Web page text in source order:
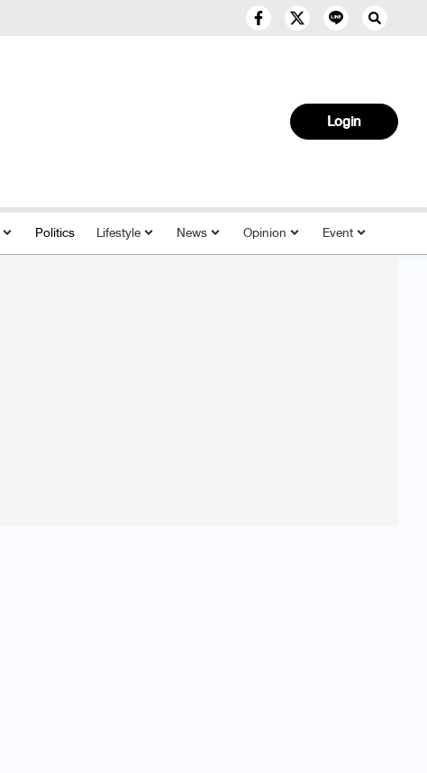
Login
Politics Lifestyle News Opinion Event